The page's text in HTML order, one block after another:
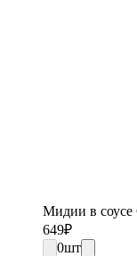
Мидии в соусе
649₽
0шт